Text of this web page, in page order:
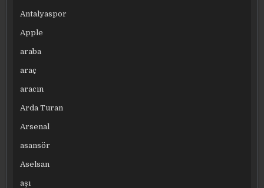
Antalyaspor
Apple
araba
araç
aracın
Arda Turan
Arsenal
asansör
Aselsan
aşı